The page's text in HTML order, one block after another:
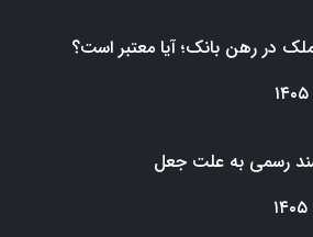
در رهن بانک؛ آیا معتبر است؟
رسمی به علت جعل